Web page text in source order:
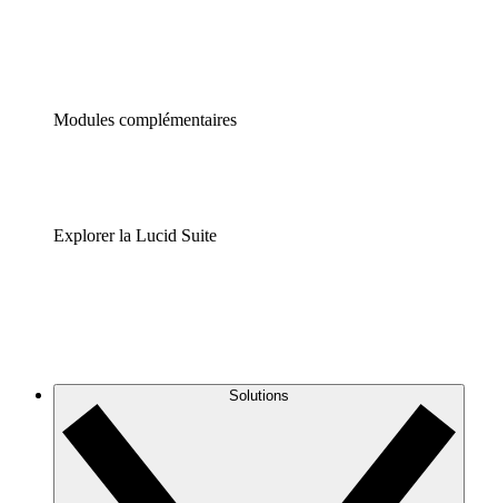
Modules complémentaires
Explorer la Lucid Suite
Solutions